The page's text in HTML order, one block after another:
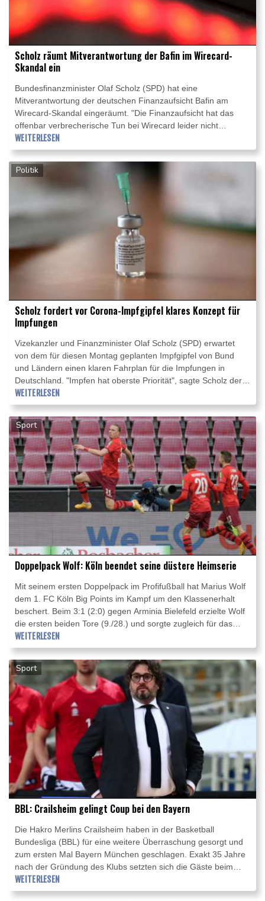
Scholz räumt Mitverantwortung der Bafin im Wirecard-
Skandal ein
Bundesfinanzminister Olaf Scholz (SPD) hat eine
Mitverantwortung der deutschen Finanzaufsicht Bafin am
Wirecard-Skandal eingeräumt. "Die Finanzaufsicht hat das
offenbar verbrecherische Tun bei Wirecard leider nicht
durchschaut", sagte Scholz der "Süddeutschen Zeitung"
(Montagausgabe). Als Konsequenz werde die Bafin
organisatorisch wie personell neu aufgestellt. "Das darf nicht
wieder passieren, wir wollen eine Finanzaufsicht mit mehr
Biss", sagte der SPD-Politiker.
WEITERLESEN
Politik
Scholz fordert vor Corona-Impfgipfel klares Konzept für
Impfungen
Vizekanzler und Finanzminister Olaf Scholz (SPD) erwartet
von dem für diesen Montag geplanten Impfgipfel von Bund
und Ländern einen klaren Fahrplan für die Impfungen in
Deutschland. "Impfen hat oberste Priorität", sagte Scholz der
"Süddeutschen Zeitung" (Montagausgabe). Dies müsse sich
nun auch in einem Konzept niederschlagen.
WEITERLESEN
Sport
Doppelpack Wolf: Köln beendet seine düstere Heimserie
Mit seinem ersten Doppelpack im Profifußball hat Marius Wolf
dem 1. FC Köln Big Points im Kampf um den Klassenerhalt
beschert. Beim 3:1 (2:0) gegen Arminia Bielefeld erzielte Wolf
die ersten beiden Tore (9./28.) und sorgte zugleich für das
Ende der düsteren Heimserie des FC. Es war der erste Sieg
im eigenen Stadion seit dem 29. Februar 2020 - die
vergangenen 14 Spiele daheim hatte Köln nicht gewonnen.
WEITERLESEN
Sport
BBL: Crailsheim gelingt Coup bei den Bayern
Die Hakro Merlins Crailsheim haben in der Basketball
Bundesliga (BBL) für eine weitere Überraschung gesorgt und
zum ersten Mal Bayern München geschlagen. Exakt 35 Jahre
nach der Gründung des Klubs setzten sich die Gäste beim
fünfmaligen deutschen Meister mit 105:103 (92:92, 44:46)
nach Verlängerung durch. Crailsheim (26:4 Punkte) ist weiter
WEITERLESEN